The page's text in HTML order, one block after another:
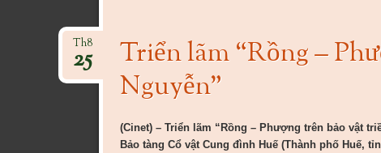
Triển lãm “Rồng –
Nguyễn”
Th8
25
(Cinet) – Triển lãm “Rồng – Phượng trên bảo vật
Bảo tàng Cổ vật Cung đình Huế (Thành phố Huế,